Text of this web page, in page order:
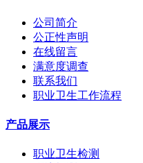
公司简介
公正性声明
在线留言
满意度调查
联系我们
职业卫生工作流程
产品展示
职业卫生检测